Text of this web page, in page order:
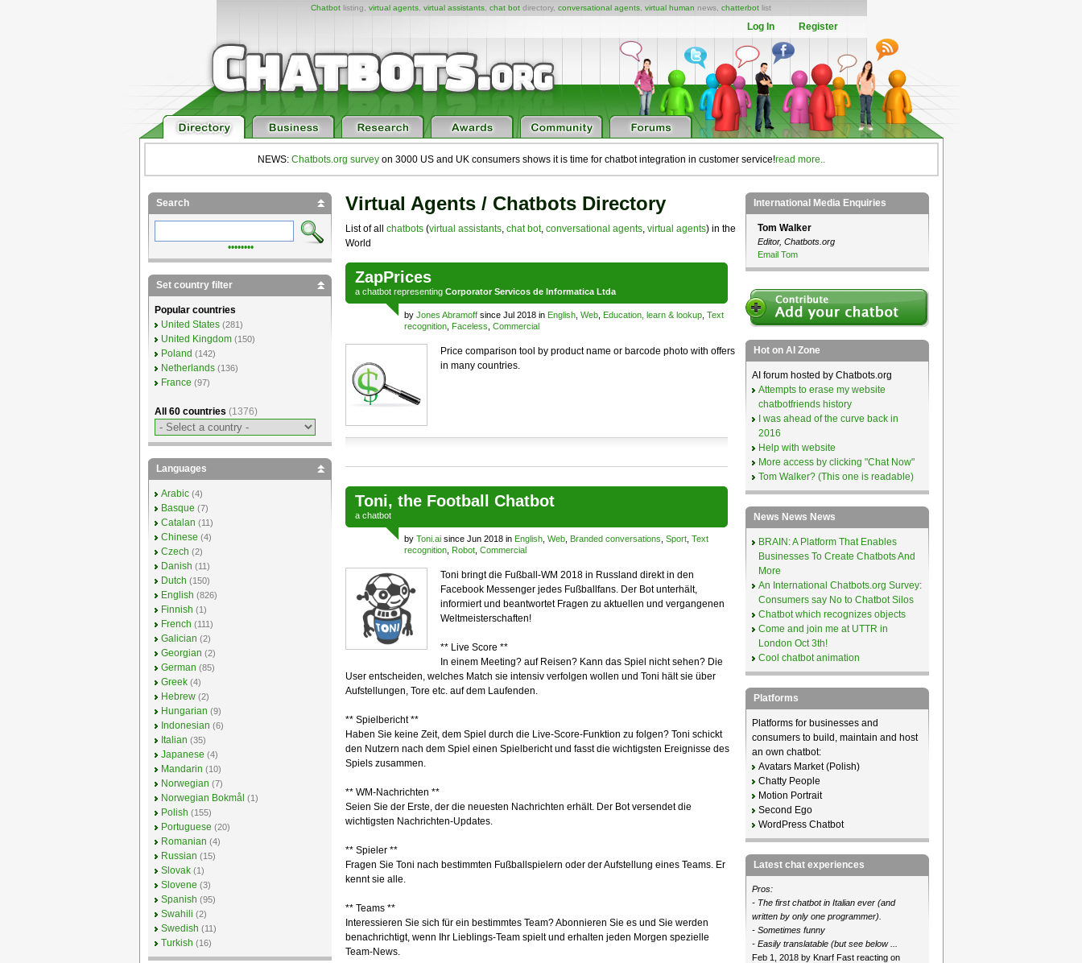
Chatbot listing, virtual agents virtual assistants chat bot directory, conversational agents virtual human news, chatterbot list
Log In Register
NEWS: Chatbots.org surveyon 3000 US and UK consumers shows it is time for chatbot integration in customer service!read more..
Virtual Agents / Chatbots Directory
List of all chatbots(virtual assistants, chat bot, conversational agents, virtual agents) in the
World
ZapPrices
a chatbotrepresenting Corporator Servicos de Informatica Ltda
by Jones Abramoffsince Jul 2018 in English, Web, Education, learn & lookup, Text
recognition, Faceless Commercial
Price comparison tool by product name or barcode photo with offers
in many countries.
Toni, the Football Chatbot
a chatbot
by Toni.aisince Jun 2018 in English, Web, Branded conversations Sport, Text
recognition, Robot, Commercial
Toni bringt die Fußball-WM 2018 in Russland direkt in den
Facebook Messenger jedes Fußballfans. Der Bot unterhält,
informiert und beantwortet Fragen zu aktuellen und vergangenen
Weltmeisterschaften!
** Live Score **
In einem Meeting? auf Reisen? Kann das Spiel nicht sehen? Die
User entscheiden, welches Match sie intensiv verfolgen wollen und Toni hält sie über
Aufstellungen, Tore etc. auf dem Laufenden.
** Spielbericht **
Haben Sie keine Zeit, dem Spiel durch die Live-Score-Funktion zu folgen? Toni schickt
den Nutzern nach dem Spiel einen Spielbericht und fasst die wichtigsten Ereignisse des
Spiels zusammen.
** WM-Nachrichten **
Seien Sie der Erste, der die neuesten Nachrichten erhält. Der Bot versendet die
wichtigsten Nachrichten-Updates.
** Spieler **
Fragen Sie Toni nach bestimmten Fußballspielern oder der Aufstellung eines Teams. Er
kennt sie alle.
** Teams **
Interessieren Sie sich für ein bestimmtes Team? Abonnieren Sie es und Sie werden
benachrichtigt, wenn Ihr Lieblings-Team spielt und erhalten jeden Morgen spezielle
Team-News.
Search
••••••••
Set country filter
Popular countries
United States (281)
United Kingdom (150)
Poland (142)
Netherlands (136)
France (97)
All 60 countries (1376)
Languages
Arabic (4)
Basque (7)
Catalan (11)
Chinese (4)
Czech (2)
Danish (11)
Dutch (150)
English (826)
Finnish (1)
French (111)
Galician (2)
Georgian (2)
German (85)
Greek (4)
Hebrew (2)
Hungarian (9)
Indonesian (6)
Italian (35)
Japanese (4)
Mandarin (10)
Norwegian (7)
Norwegian Bokmål (1)
Polish (155)
Portuguese (20)
Romanian (4)
Russian (15)
Slovak (1)
Slovene (3)
Spanish (95)
Swahili (2)
Swedish (11)
Turkish (16)
International Media Enquiries
Tom Walker
Editor, Chatbots.org
Email Tom
Hot on AI Zone
AI forum hosted by Chatbots.org
Attempts to erase my website
chatbotfriends history
I was ahead of the curve back in
2016
Help with website
More access by clicking "Chat Now"
Tom Walker? (This one is readable)
News News News
BRAIN: A Platform That Enables
Businesses To Create Chatbots And
More
An International Chatbots.org Survey:
Consumers say No to Chatbot Silos
Chatbot which recognizes objects
Come and join me at UTTR in
London Oct 3th!
Cool chatbot animation
Platforms
Platforms for businesses and
consumers to build, maintain and host
an own chatbot:
Avatars Market (Polish)
Chatty People
Motion Portrait
Second Ego
WordPress Chatbot
Latest chat experiences
Pros:
- The first chatbot in Italian ever (and
written by only one programmer).
- Sometimes funny
- Easily translatable (but see below ...
Feb 1, 2018 by Knarf Fast reacting on